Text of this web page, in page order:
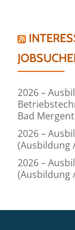
2026 –
Bad
2026 –
(Ausbildung
2026 –
(Ausbildung